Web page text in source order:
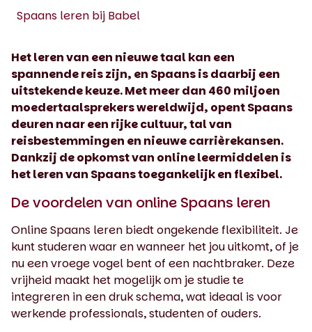
Spaans leren bij Babel
Het leren van een nieuwe taal kan een
spannende reis zijn, en Spaans is daarbij een
uitstekende keuze. Met meer dan 460 miljoen
moedertaalsprekers wereldwijd, opent Spaans
deuren naar een rijke cultuur, tal van
reisbestemmingen en nieuwe carrièrekansen.
Dankzij de opkomst van online leermiddelen is
het leren van Spaans toegankelijk en flexibel.
De voordelen van online Spaans leren
Online Spaans leren biedt ongekende flexibiliteit. Je
kunt studeren waar en wanneer het jou uitkomt, of je
nu een vroege vogel bent of een nachtbraker. Deze
vrijheid maakt het mogelijk om je studie te
integreren in een druk schema, wat ideaal is voor
werkende professionals, studenten of ouders.